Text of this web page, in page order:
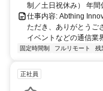
制／土日祝休み） 年
仕事内容: Abthing
ただき、ありがとうご
イベントなどの通信業
固定時間制 フルリモート 残
正社員